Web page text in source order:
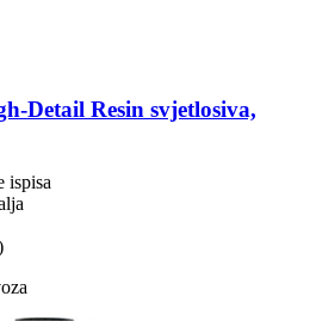
​Detail Resin svjetlosiva,
ispisa